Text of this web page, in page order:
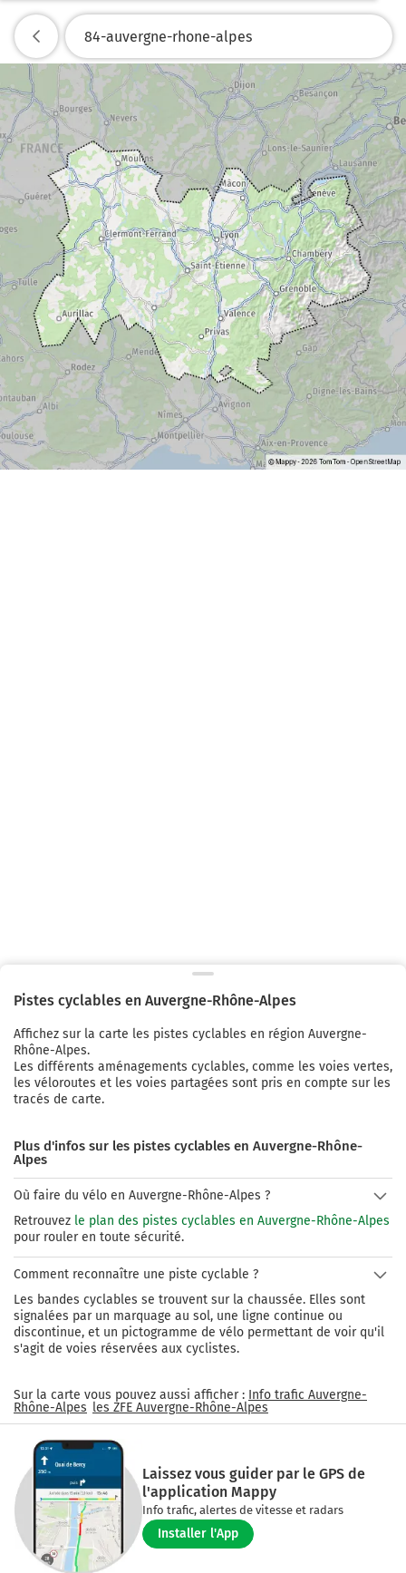
Pistes cyclables en Auvergne-Rhône-Alpes
Affichez sur la carte les pistes cyclables en région Auvergne-
Rhône-Alpes.
Les différents aménagements cyclables, comme les voies vertes,
les véloroutes et les voies partagées sont pris en compte sur les
tracés de carte.
Plus d'infos sur les pistes cyclables en Auvergne-Rhône-
Alpes
Où faire du vélo en Auvergne-Rhône-Alpes ?
Retrouvez le plan des pistes cyclables en Auvergne-Rhône-Alpes
pour rouler en toute sécurité.
Comment reconnaître une piste cyclable ?
Les bandes cyclables se trouvent sur la chaussée. Elles sont
signalées par un marquage au sol, une ligne continue ou
discontinue, et un pictogramme de vélo permettant de voir qu'il
s'agit de voies réservées aux cyclistes.
Sur la carte vous pouvez aussi afficher : Info trafic Auvergne-
Rhône-Alpes les ZFE Auvergne-Rhône-Alpes
Laissez vous guider par le GPS de
l'application Mappy
Info trafic, alertes de vitesse et radars
Installer l'App